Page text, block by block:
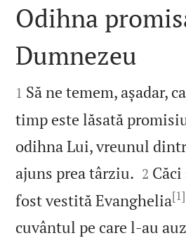

Odihna
Dumnezeu

1 Să ne temem, așadar,
timp este lăsată
odihna Lui, vreunul
ajuns prea târziu. 

2
fost vestită Evanghelia[1]
cuvântul pe care l‑au